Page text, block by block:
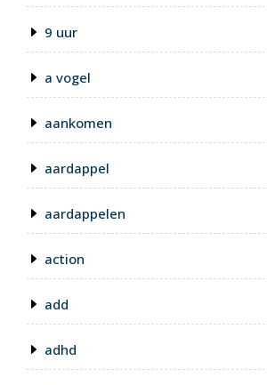
9 uur
a vogel
aankomen
aardappel
aardappelen
action
add
adhd